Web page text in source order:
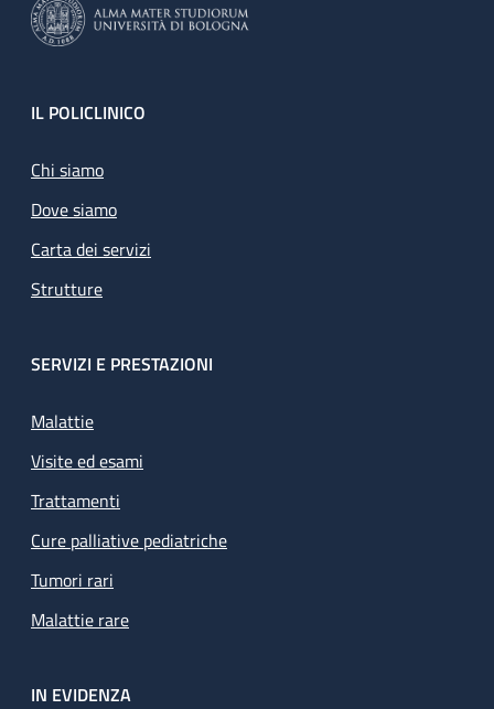
Footer
IL POLICLINICO
Chi siamo
Dove siamo
Carta dei servizi
Strutture
SERVIZI E PRESTAZIONI
Malattie
Visite ed esami
Trattamenti
Cure palliative pediatriche
Tumori rari
Malattie rare
IN EVIDENZA